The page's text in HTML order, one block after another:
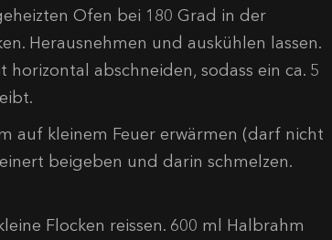
Ofen bei 180 Grad in der
Herausnehmen und auskühlen lassen.
horizontal abschneiden, sodass ein ca. 5
auf kleinem Feuer erwärmen (darf nicht
beigeben und darin schmelzen.
Flocken reissen. 600 ml Halbrahm